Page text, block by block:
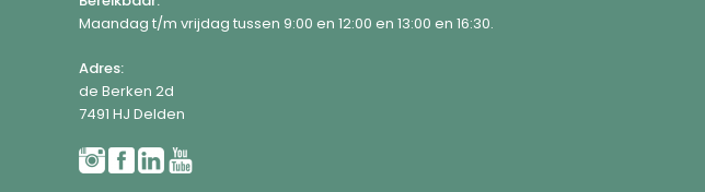
Maandag t/m vrijdag tussen 9:00 en 12:00 en 13:00 en 16:30.
Adres:
de Berken 2d
7491 HJ Delden